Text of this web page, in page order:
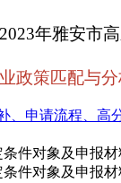
年雅安市
政策匹配与
、申请流程、高
件对象及申报
件对象及申报